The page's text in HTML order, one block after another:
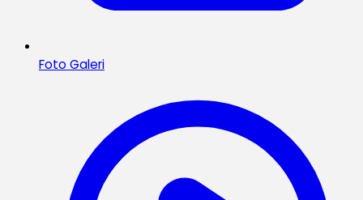
Foto Galeri